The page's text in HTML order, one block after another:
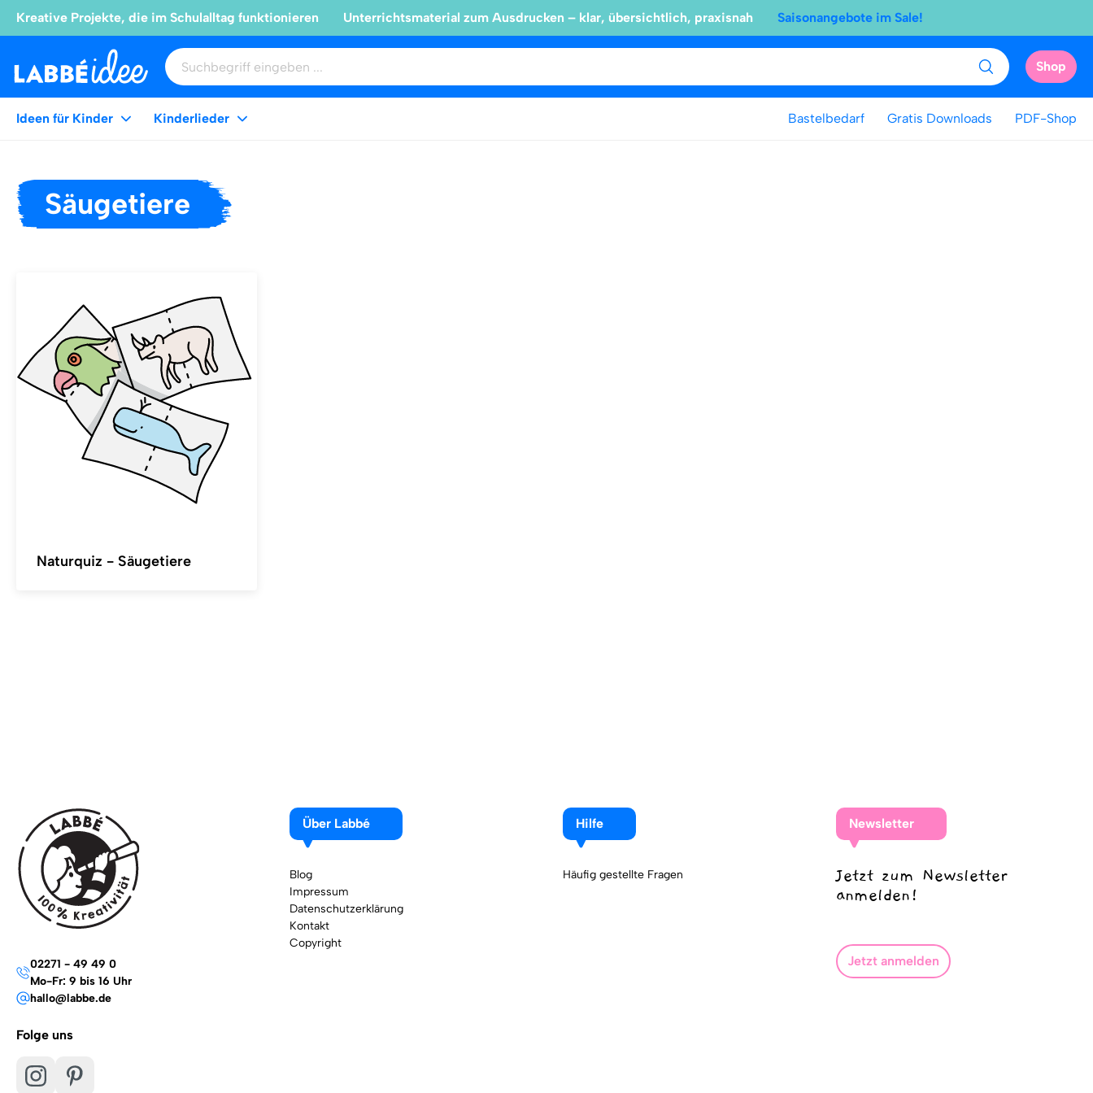
Kreative Projekte, die im Schulalltag funktionieren Unterrichtsmaterial zum Ausdrucken – klar, übersichtlich, praxisnah Saisonangebote im Sale!
Shop
Ideen für Kinder Kinderlieder Bastelbedarf Gratis Downloads PDF-Shop
Säugetiere
Naturquiz - Säugetiere
02271 - 49 49 0
Mo-Fr: 9 bis 16 Uhr
hallo@labbe.de
Folge uns
Über Labbé
Blog
Impressum
Datenschutzerklärung
Kontakt
Copyright
Hilfe
Häufig gestellte Fragen
Newsletter
Jetzt zum Newsletter
anmelden!
Jetzt anmelden